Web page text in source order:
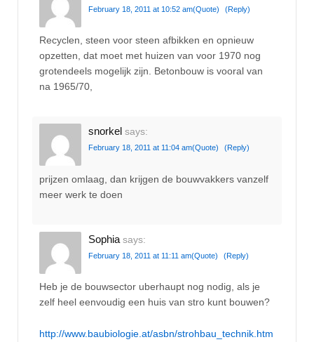
February 18, 2011 at 10:52 am(Quote) (Reply)
Recyclen, steen voor steen afbikken en opnieuw
opzetten, dat moet met huizen van voor 1970 nog
grotendeels mogelijk zijn. Betonbouw is vooral van
na 1965/70,
snorkel says:
February 18, 2011 at 11:04 am(Quote) (Reply)
prijzen omlaag, dan krijgen de bouwvakkers vanzelf
meer werk te doen
Sophia says:
February 18, 2011 at 11:11 am(Quote) (Reply)
Heb je de bouwsector uberhaupt nog nodig, als je
zelf heel eenvoudig een huis van stro kunt bouwen?
http://www.baubiologie.at/asbn/strohbau_technik.htm